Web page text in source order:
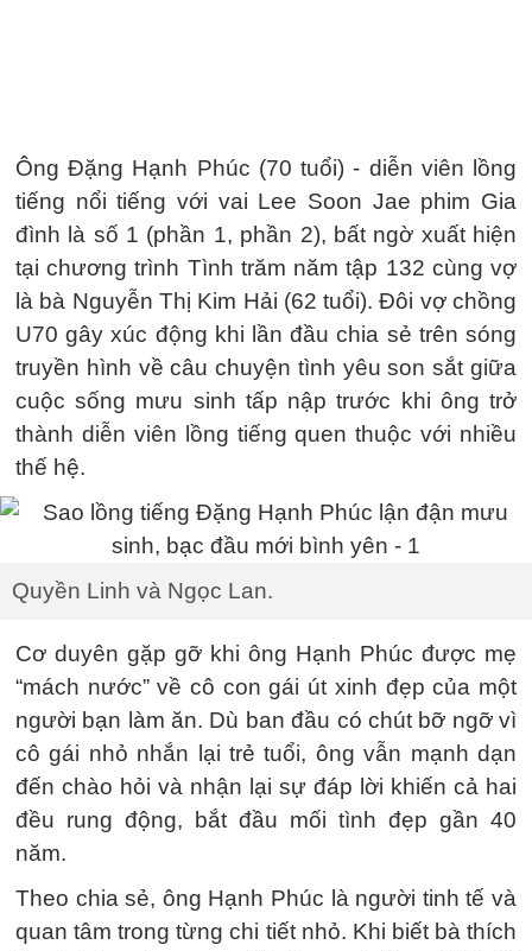
Ông Đặng Hạnh Phúc (70 tuổi) - diễn viên lồng
tiếng nổi tiếng với vai Lee Soon Jae phim Gia
đình là số 1 (phần 1, phần 2), bất ngờ xuất hiện
tại chương trình Tình trăm năm tập 132 cùng vợ
là bà Nguyễn Thị Kim Hải (62 tuổi). Đôi vợ chồng
U70 gây xúc động khi lần đầu chia sẻ trên sóng
truyền hình về câu chuyện tình yêu son sắt giữa
cuộc sống mưu sinh tấp nập trước khi ông trở
thành diễn viên lồng tiếng quen thuộc với nhiều
thế hệ.
Quyền Linh và Ngọc Lan.
Cơ duyên gặp gỡ khi ông Hạnh Phúc được mẹ
“mách nước” về cô con gái út xinh đẹp của một
người bạn làm ăn. Dù ban đầu có chút bỡ ngỡ vì
cô gái nhỏ nhắn lại trẻ tuổi, ông vẫn mạnh dạn
đến chào hỏi và nhận lại sự đáp lời khiến cả hai
đều rung động, bắt đầu mối tình đẹp gần 40
năm.
Theo chia sẻ, ông Hạnh Phúc là người tinh tế và
quan tâm trong từng chi tiết nhỏ. Khi biết bà thích